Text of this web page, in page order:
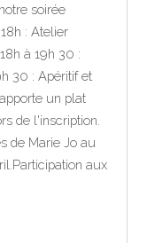
soirée
: Atelier
à 19h 30 :
30 : Apéritif et
un plat
de l'inscription.
de Marie Jo au
aux